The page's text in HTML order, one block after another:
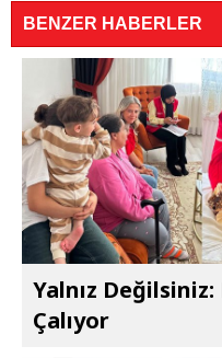
BENZER HABERLER
Yalnız Değilsiniz:
Çalıyor